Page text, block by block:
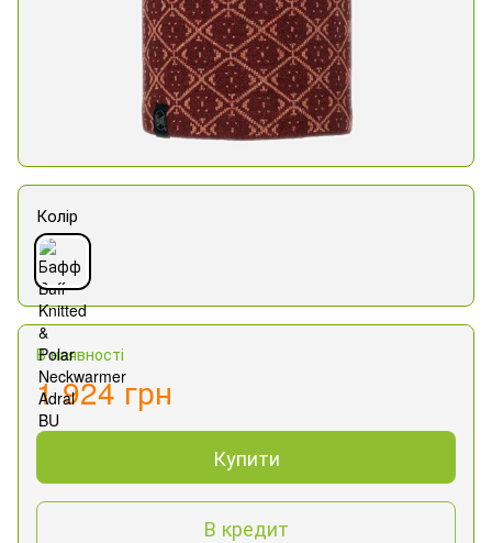
Колір
В наявності
1 924 грн
Купити
В кредит